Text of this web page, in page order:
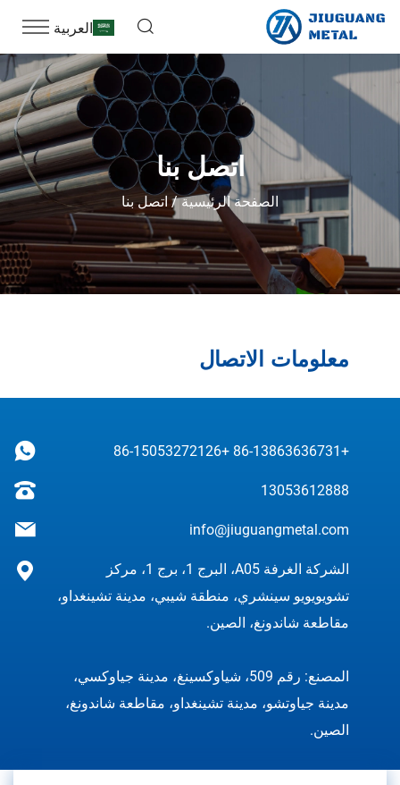
العربية
اتصل بنا
الصفحة الرئيسية اتصل بنا
معلومات الاتصال
+86-13863636731
+86-15053272126
13053612888
info@jiuguangmetal.com
الشركة الغرفة A05، البرج 1، برج 1، مركز
تشويويويو سينشري، منطقة شيبي، مدينة تشينغداو،
مقاطعة شاندونغ، الصين.
المصنع: رقم 509، شياوكسينغ، مدينة جياوكسي،
مدينة جياوتشو، مدينة تشينغداو، مقاطعة شاندونغ،
الصين.